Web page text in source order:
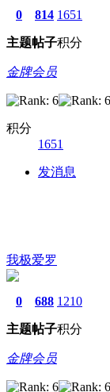
0
主题
814
帖子
1651
积分
金牌会员
积分
1651
发消息
我极爱罗
0
主题
688
帖子
1210
积分
金牌会员